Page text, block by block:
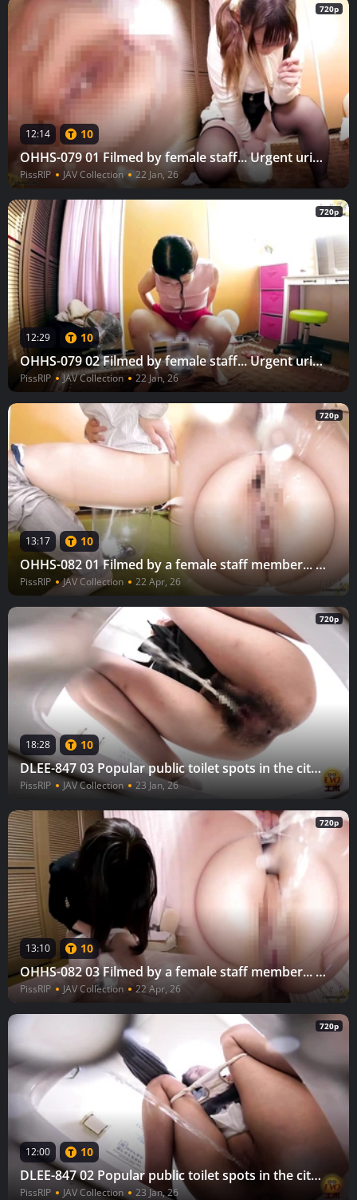
720p
12:14 10
OHHS-079 01 Filmed by female staff... Urgent urination in the waiting room 25
PissRIP JAV Collection 22 Jan, 26
720p
12:29 10
OHHS-079 02 Filmed by female staff... Urgent urination in the waiting room 25
PissRIP JAV Collection 22 Jan, 26
720p
13:17 10
OHHS-082 01 Filmed by a female staff member... Emergency urination in the dressing room 28
PissRIP JAV Collection 22 Apr, 26
720p
18:28 10
DLEE-847 03 Popular public toilet spots in the city!! Large queues for urination 4
PissRIP JAV Collection 23 Jan, 26
720p
13:10 10
OHHS-082 03 Filmed by a female staff member... Emergency urination in the dressing room 28
PissRIP JAV Collection 22 Apr, 26
720p
12:00 10
DLEE-847 02 Popular public toilet spots in the city!! Large queues for urination 4
PissRIP JAV Collection 23 Jan, 26